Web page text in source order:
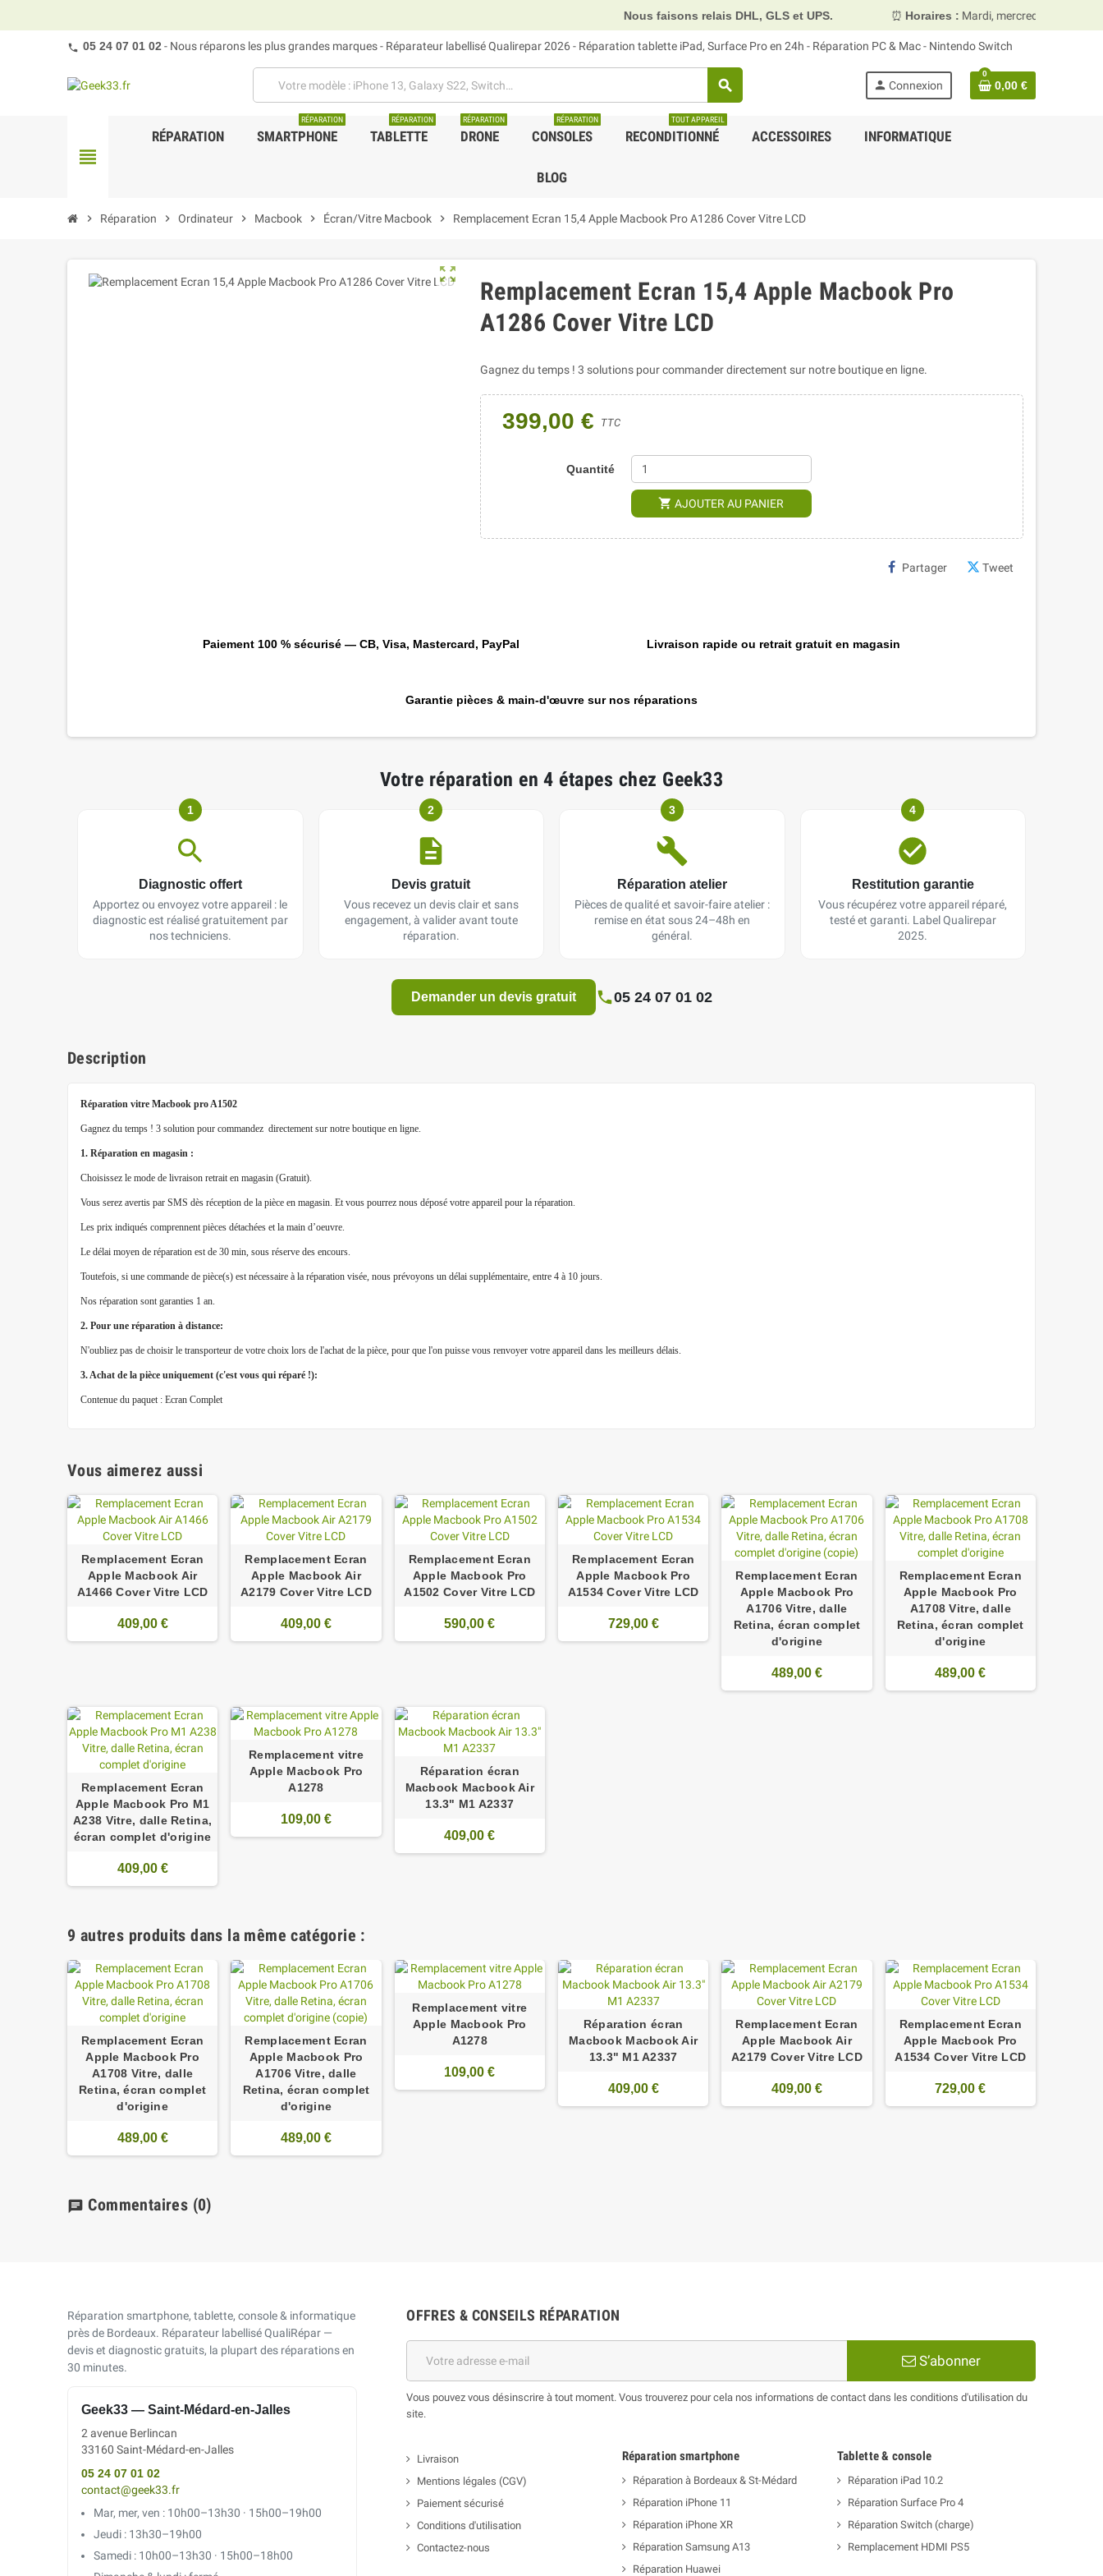
Nous faisons relais DHL, GLS et UPS. ⏰Horaires : Mardi, mercredi et vendredi 10h00–13h30
05 24 07 01 02- Nous réparons les plus grandes marques - Réparateur labellisé Qualirepar 2026 - Réparation tablette iPad, Surface Pro en 24h - Réparation PC & Mac - Nintendo Switch
search person Connexion
0
0,00 €
view_headline
RÉPARATION SMARTPHONE
RÉPARATION
TABLETTE
RÉPARATION
DRONE
RÉPARATION
CONSOLES
RÉPARATION
RECONDITIONNÉ
TOUT APPAREIL
ACCESSOIRES INFORMATIQUE
BLOG
chevron_right Réparation chevron_right Ordinateur chevron_right Macbook chevron_right Écran/Vitre Macbook chevron_right Remplacement Ecran 15,4 Apple Macbook Pro A1286 Cover Vitre LCD
zoom_out_map
Remplacement Ecran 15,4 Apple Macbook Pro
A1286 Cover Vitre LCD
Gagnez du temps ! 3 solutions pour commander directement sur notre boutique en ligne.
399,00 € TTC
Quantité
shopping_cart AJOUTER AU PANIER
Partager Tweet
Paiement 100 % sécurisé — CB, Visa, Mastercard, PayPal Livraison rapide ou retrait gratuit en magasin
Garantie pièces & main-d'œuvre sur nos réparations
Votre réparation en 4 étapes chez Geek33
1
Diagnostic offert
Apportez ou envoyez votre appareil : le
diagnostic est réalisé gratuitement par
nos techniciens.
2
Devis gratuit
Vous recevez un devis clair et sans
engagement, à valider avant toute
réparation.
3
Réparation atelier
Pièces de qualité et savoir-faire atelier :
remise en état sous 24–48h en
général.
4
Restitution garantie
Vous récupérez votre appareil réparé,
testé et garanti. Label Qualirepar
2025.
Demander un devis gratuit 05 24 07 01 02
Description
Réparation vitre Macbook pro A1502
Gagnez du temps ! 3 solution pour commandez directement sur notre boutique en ligne.
1. Réparation en magasin :
Choisissez le mode de livraison retrait en magasin (Gratuit).
Vous serez avertis par SMS dès réception de la pièce en magasin. Et vous pourrez nous déposé votre appareil pour la réparation.
Les prix indiqués comprennent pièces détachées et la main d’oeuvre.
Le délai moyen de réparation est de 30 min, sous réserve des encours.
Toutefois, si une commande de pièce(s) est nécessaire à la réparation visée, nous prévoyons un délai supplémentaire, entre 4 à 10 jours.
Nos réparation sont garanties 1 an.
2. Pour une réparation à distance:
N'oubliez pas de choisir le transporteur de votre choix lors de l'achat de la pièce, pour que l'on puisse vous renvoyer votre appareil dans les meilleurs délais.
3. Achat de la pièce uniquement (c'est vous qui réparé !):
Contenue du paquet : Ecran Complet
Vous aimerez aussi
Remplacement Ecran
Apple Macbook Air
A1466 Cover Vitre LCD
409,00 €
Remplacement Ecran
Apple Macbook Air
A2179 Cover Vitre LCD
409,00 €
Remplacement Ecran
Apple Macbook Pro
A1502 Cover Vitre LCD
590,00 €
Remplacement Ecran
Apple Macbook Pro
A1534 Cover Vitre LCD
729,00 €
Remplacement Ecran
Apple Macbook Pro
A1706 Vitre, dalle
Retina, écran complet
d'origine
489,00 €
Remplacement Ecran
Apple Macbook Pro
A1708 Vitre, dalle
Retina, écran complet
d'origine
489,00 €
Remplacement Ecran
Apple Macbook Pro M1
A238 Vitre, dalle Retina,
écran complet d'origine
409,00 €
Remplacement vitre
Apple Macbook Pro
A1278
109,00 €
Réparation écran
Macbook Macbook Air
13.3" M1 A2337
409,00 €
9 autres produits dans la même catégorie :
Remplacement Ecran
Apple Macbook Pro
A1708 Vitre, dalle
Retina, écran complet
d'origine
489,00 €
Remplacement Ecran
Apple Macbook Pro
A1706 Vitre, dalle
Retina, écran complet
d'origine
489,00 €
Remplacement vitre
Apple Macbook Pro
A1278
109,00 €
Réparation écran
Macbook Macbook Air
13.3" M1 A2337
409,00 €
Remplacement Ecran
Apple Macbook Air
A2179 Cover Vitre LCD
409,00 €
Remplacement Ecran
Apple Macbook Pro
A1534 Cover Vitre LCD
729,00 €
chat Commentaires (0)
Réparation smartphone, tablette, console & informatique
près de Bordeaux. Réparateur labellisé QualiRépar —
devis et diagnostic gratuits, la plupart des réparations en
30 minutes.
Geek33 — Saint-Médard-en-Jalles
2 avenue Berlincan
33160 Saint-Médard-en-Jalles
05 24 07 01 02
contact@geek33.fr
Mar, mer, ven : 10h00–13h30 · 15h00–19h00
Jeudi : 13h30–19h00
Samedi : 10h00–13h30 · 15h00–18h00
OFFRES & CONSEILS RÉPARATION
S’abonner
Vous pouvez vous désinscrire à tout moment. Vous trouverez pour cela nos informations de contact dans les conditions d'utilisation du
site.
Livraison
Mentions légales (CGV)
Paiement sécurisé
Conditions d'utilisation
Contactez-nous
Réparation smartphone
Réparation à Bordeaux & St-Médard
Réparation iPhone 11
Réparation iPhone XR
Réparation Samsung A13
Réparation Huawei
Tablette & console
Réparation iPad 10.2
Réparation Surface Pro 4
Réparation Switch (charge)
Remplacement HDMI PS5